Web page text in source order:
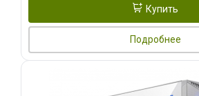
Купить
Подробнее